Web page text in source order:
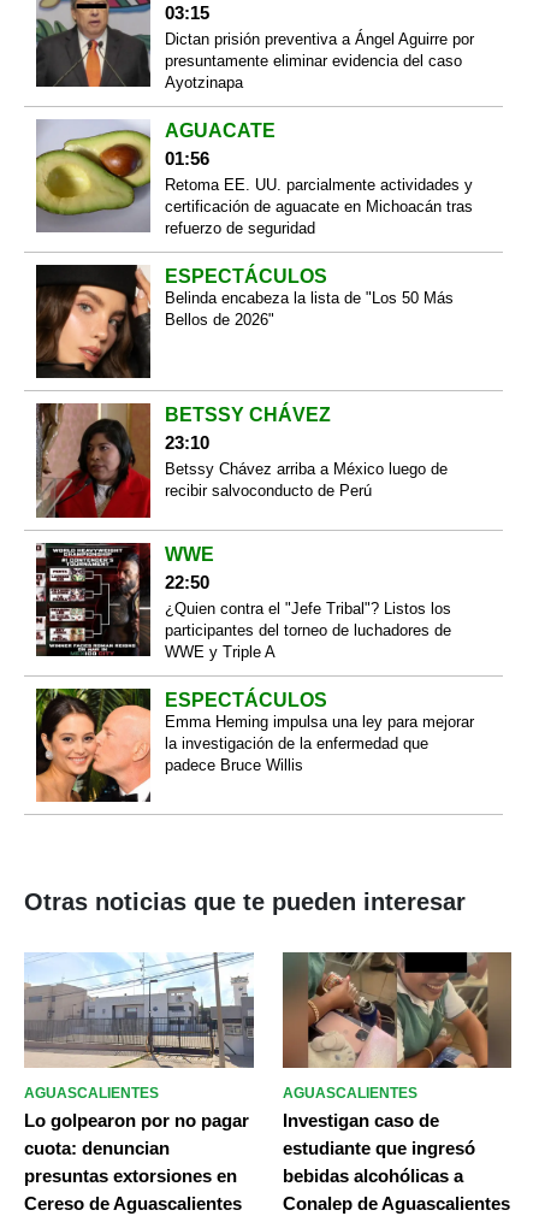
03:15
Dictan prisión preventiva a Ángel Aguirre por
presuntamente eliminar evidencia del caso
Ayotzinapa
AGUACATE
01:56
Retoma EE. UU. parcialmente actividades y
certificación de aguacate en Michoacán tras
refuerzo de seguridad
ESPECTÁCULOS
Belinda encabeza la lista de "Los 50 Más
Bellos de 2026"
BETSSY CHÁVEZ
23:10
Betssy Chávez arriba a México luego de
recibir salvoconducto de Perú
WWE
22:50
¿Quien contra el "Jefe Tribal"? Listos los
participantes del torneo de luchadores de
WWE y Triple A
ESPECTÁCULOS
Emma Heming impulsa una ley para mejorar
la investigación de la enfermedad que
padece Bruce Willis
Otras noticias que te pueden interesar
AGUASCALIENTES
Lo golpearon por no pagar
cuota: denuncian
presuntas extorsiones en
Cereso de Aguascalientes
AGUASCALIENTES
Investigan caso de
estudiante que ingresó
bebidas alcohólicas a
Conalep de Aguascalientes